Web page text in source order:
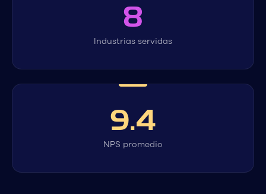
8
Industrias servidas
9.4
NPS promedio